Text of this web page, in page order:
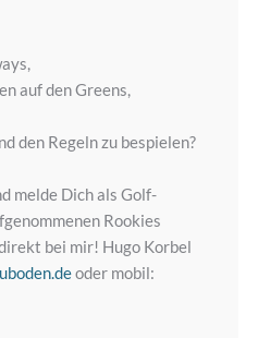
auf den Greens,
den Regeln zu bespielen?
melde Dich als Golf-
Rookies
bei mir! Hugo Korbel
oder mobil: